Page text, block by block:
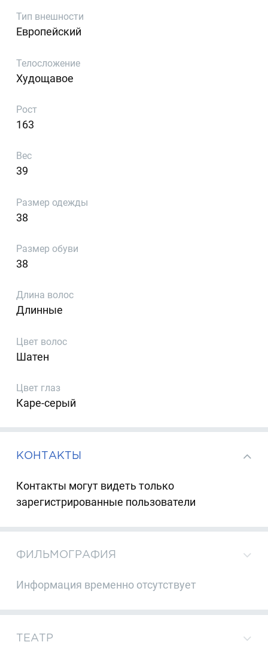
Тип внешности
Европейский
Телосложение
Худощавое
Рост
163
Вес
39
Размер одежды
38
Размер обуви
38
Длина волос
Длинные
Цвет волос
Шатен
Цвет глаз
Каре-серый
КОНТАКТЫ
Контакты могут видеть только
зарегистрированные пользователи
ФИЛЬМОГРАФИЯ
Информация временно отсутствует
ТЕАТР